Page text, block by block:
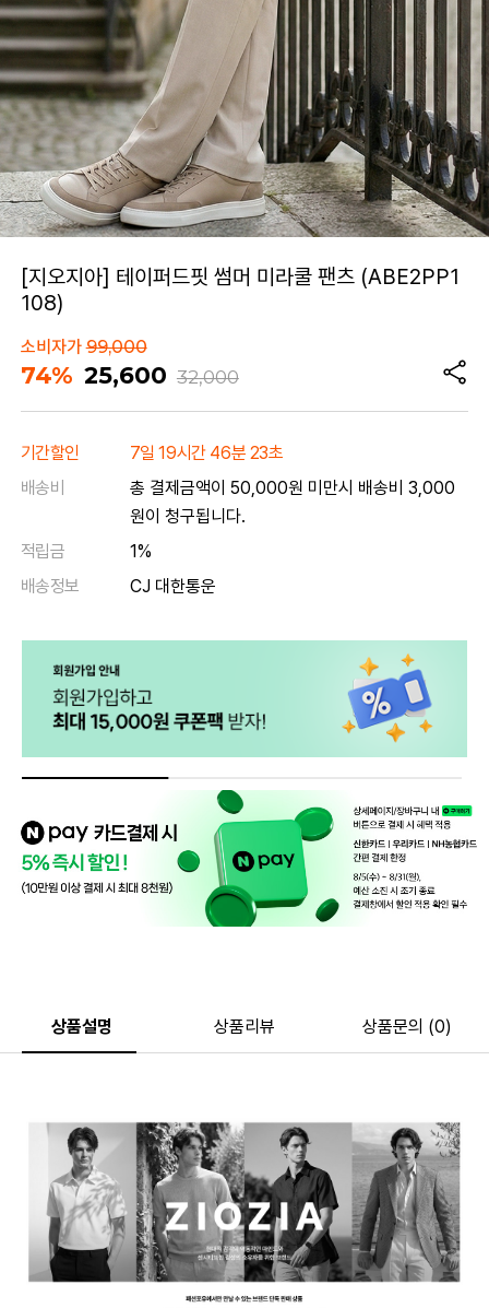
[지오지아] 테이퍼드핏 썸머 미라쿨 팬츠 (ABE2PP1
108)
소비자가99,000
74% 25,600 32,000
기간할인
7일 19시간 46분 23초
배송비
총 결제금액이 50,000원 미만시 배송비 3,000
원이 청구됩니다.
적립금
1%
배송정보
CJ 대한통운
상품설명 상품리뷰 상품문의 (0)